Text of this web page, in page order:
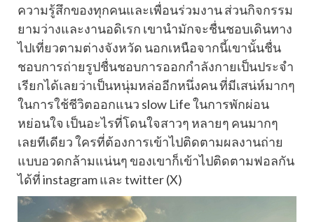
ความรู้สึกของทุกคนและเพื่อนร่วมงาน ส่วนกิจกรรม
ยามว่างและงานอดิเรก เขานำมักจะชื่นชอบเดินทาง
ไปเที่ยวตามต่างจังหวัด นอกเหนือจากนี้เขานั้นชื่น
ชอบการถ่ายรูปชื่นชอบการออกกำลังกายเป็นประจำ
เรียกได้เลยว่าเป็นหนุ่มหล่ออีกหนึ่งคน ที่มีเสน่ห์มากๆ
ในการใช้ชีวิตออกแนว slow Life ในการพักผ่อน
หย่อนใจ เป็นอะไรที่โดนใจสาวๆ หลายๆ คนมากๆ
เลยทีเดียว ใครที่ต้องการเข้าไปติดตามผลงานถ่าย
แบบอวดกล้ามแน่นๆ ของเขาก็เข้าไปติดตามฟอลกัน
ได้ที่ instagram และ twitter (X)